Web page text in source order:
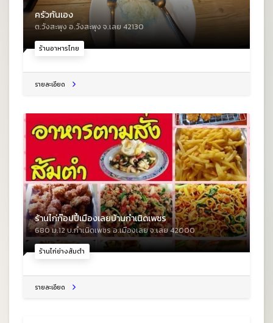
ร้านอาหารไทย
ครัวกันเอง
ต.วังสะพุง อ.วังสะพุง จ.เลย 42130
รายละเอียด
ร้านไก่ย่างส้มตำ
ร้านไก่ก๊อปปี้เมืองเลยบ้านกำเนิดเพชร
680 ม.12 บ.กำเนิดเพชร อ.เมืองเลย จ.เลย 42000
รายละเอียด